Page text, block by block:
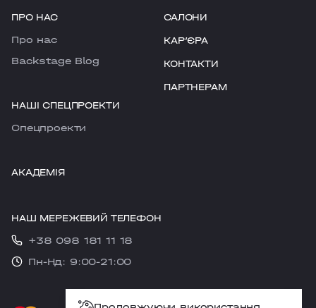
ПРО НАС
Про нас
Backstage Blog
НАШІ СПЕЦПРОЕКТИ
Cпецпроекти
САЛОНИ
КАРʼЄРА
КОНТАКТИ
ПАРТНЕРАМ
АКАДЕМІЯ
НАШ МЕРЕЖЕВИЙ ТЕЛЕФОН
+38 098 181 11 18
Пн-Нд: 9:00-21:00